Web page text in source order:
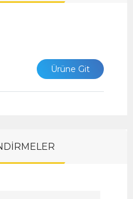
Ürüne Git